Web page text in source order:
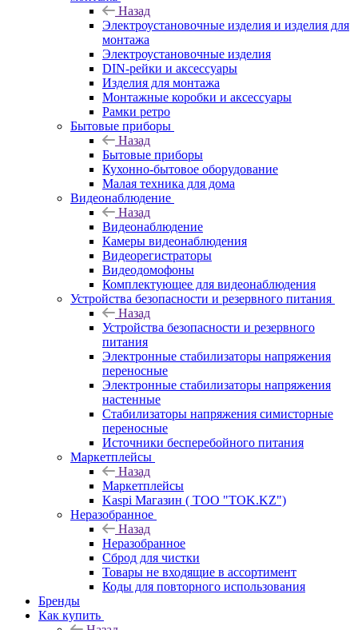
Назад
Электроустановочные изделия и изделия для
монтажа
Электроустановочные изделия
DIN-рейки и аксессуары
Изделия для монтажа
Монтажные коробки и аксессуары
Рамки ретро
Бытовые приборы
Назад
Бытовые приборы
Кухонно-бытовое оборудование
Малая техника для дома
Видеонаблюдение
Назад
Видеонаблюдение
Камеры видеонаблюдения
Видеорегистраторы
Видеодомофоны
Комплектующее для видеонаблюдения
Устройства безопасности и резервного питания
Назад
Устройства безопасности и резервного
питания
Электронные стабилизаторы напряжения
переносные
Электронные стабилизаторы напряжения
настенные
Стабилизаторы напряжения симисторные
переносные
Источники бесперебойного питания
Маркетплейсы
Назад
Маркетплейсы
Kaspi Магазин ( ТОО "TOK.KZ")
Неразобранное
Назад
Неразобранное
Сброд для чистки
Товары не входящие в ассортимент
Коды для повторного использования
Бренды
Как купить